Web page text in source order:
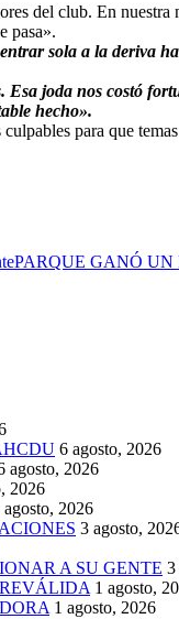
del club. En
pasa».
sola a la deriva
Esa joda nos costó
hecho».
para que
PARQUE GANÓ
6 agosto, 2026
agosto, 2026
2026
agosto, 2026
3 agosto,
A SU GENTE 3
1 agosto,
1 agosto, 2026